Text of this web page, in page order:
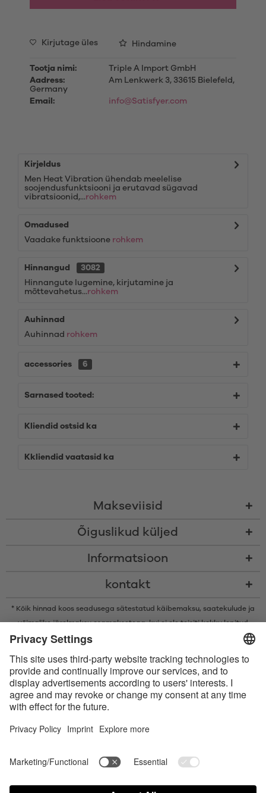
Kirjutage üles Hindamine
Tootja nimi:
Triple A Import GmbH
Aadress:
Am Lenkwerk 3, 33615 Bielefeld,
Germany
Email:
info@Satisfyer.com
Kirjeldus
Men Heat Vibration ühendab meelelise
soojendusfunktsiooni ja erutavad sügavad
vibratsioonid,...rohkem
Omadused
Vaadake funktsioone rohkem
Hinnangud
3082
Hinnangute lugemine, kirjutamine ja
mõttevahetus...rohkem
Auhinnad
Auhinnad rohkem
accessories 6
Sarnased tooted:
Kliendid ostsid ka
Kkliendid vaatasid ka
Makseviisid
Õiguslikud küljed
Informatsioon
kontakt
* Kõik hinnad koos seadusega sätestatud käibemaksu, saatekulude ja
võimalike järelmaksu osamaksetega, kui ei ole teisiti kokku lepitud
* Bluetooth®-i sõnamärk ja logod on ettevõtte Bluetooth SIG, Inc.
litsentsi alusel.
Apple, Apple‘i logo ja Apple Watch on ettevõtte Apple Inc. kaubamärgid.
Google Play ja Google Play logo on Google LLC kaubamärgid.